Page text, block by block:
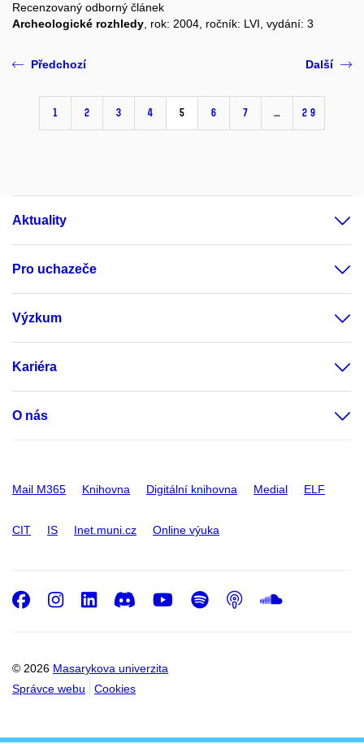
Recenzovaný odborný článek
Archeologické rozhledy, rok: 2004, ročník: LVI, vydání: 3
Předchozí
1 2 3 4 5 6 7 … 29
Další
Aktuality
Pro uchazeče
Výzkum
Kariéra
O nás
Mail M365 Knihovna Digitální knihovna Medial ELF
CIT IS Inet.muni.cz Online výuka
© 2026 Masarykova univerzita
Správce webu
Cookies
Facebook
Instagram
LinkedIn
DiscordYoutube
Spotify
Podcast